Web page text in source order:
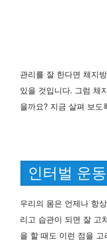
관리를 잘 한다면 체지
있을 것입니다. 그럼 체
을까요? 지금 살펴 보도
인터벌 운
우리의 몸은 언제나 항
리고 습관이 되면 잘 고
을 할 때도 이런 점을 고